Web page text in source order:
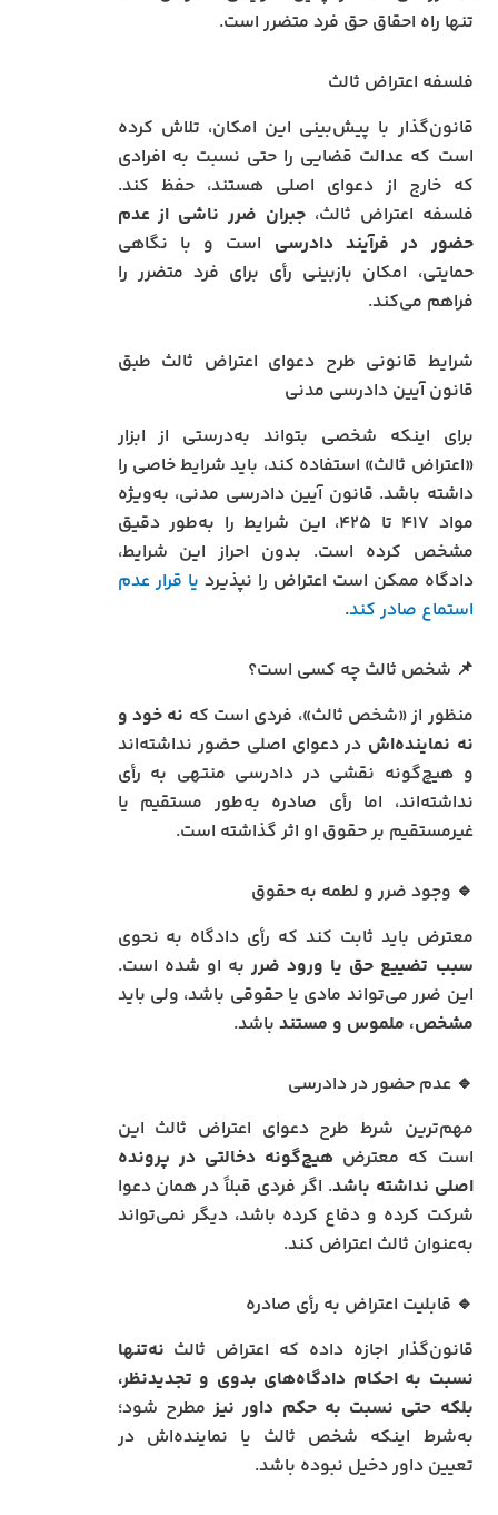
تنها راه احقاق حق فرد متضرر است.
فلسفه اعتراض ثالث
قانون‌گذار با پیش‌بینی این امکان، تلاش کرده
است که عدالت قضایی را حتی نسبت به افرادی
که خارج از دعوای اصلی هستند، حفظ کند.
فلسفه اعتراض ثالث،جبران ضرر ناشی از عدم
حضور در فرآیند دادرسی است و با نگاهی
حمایتی، امکان بازبینی رأی برای فرد متضرر را
فراهم می‌کند.
شرایط قانونی طرح دعوای اعتراض ثالث طبق
قانون آیین دادرسی مدنی
برای اینکه شخصی بتواند به‌درستی از ابزار
«اعتراض ثالث» استفاده کند، باید شرایط خاصی را
داشته باشد. قانون آیین دادرسی مدنی، به‌ویژه
مواد ۴۱۷ تا ۴۲۵، این شرایط را به‌طور دقیق
مشخص کرده است. بدون احراز این شرایط،
دادگاه ممکن است اعتراض را نپذیرد یا قرار عدم
استماع صادر کند.
📌 شخص ثالث چه کسی است؟
منظور از «شخص ثالث»، فردی است که نه خود و
نه نماینده‌اش در دعوای اصلی حضور نداشته‌اند
و هیچ‌گونه نقشی در دادرسی منتهی به رأی
نداشته‌اند، اما رأی صادره به‌طور مستقیم یا
غیرمستقیم بر حقوق او اثر گذاشته است.
🔹 وجود ضرر و لطمه به حقوق
معترض باید ثابت کند که رأی دادگاه به نحوی
سبب تضییع حق یا ورود ضرر به او شده است.
این ضرر می‌تواند مادی یا حقوقی باشد، ولی باید
مشخص، ملموس و مستند باشد.
🔹 عدم حضور در دادرسی
مهم‌ترین شرط طرح دعوای اعتراض ثالث این
است که معترض هیچ‌گونه دخالتی در پرونده
اصلی نداشته باشد. اگر فردی قبلاً در همان دعوا
شرکت کرده و دفاع کرده باشد، دیگر نمی‌تواند
به‌عنوان ثالث اعتراض کند.
🔹 قابلیت اعتراض به رأی صادره
قانون‌گذار اجازه داده که اعتراض ثالث نه‌تنها
نسبت به احکام دادگاه‌های بدوی و تجدیدنظر،
بلکه حتی نسبت به حکم داور نیزمطرح شود؛
به‌شرط اینکه شخص ثالث یا نماینده‌اش در
تعیین داور دخیل نبوده باشد.